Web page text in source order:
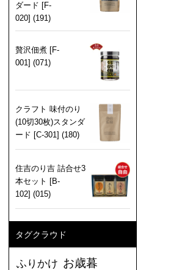
ダード [F-
020] (191)
贅沢佃煮 [F-
001] (071)
クラフト 味付のり
(10切30枚)スタンダ
ード [C-301] (180)
住吉のり吉 詰合せ3
本セット [B-
102] (015)
タグクラウド
ふりかけ お歳暮